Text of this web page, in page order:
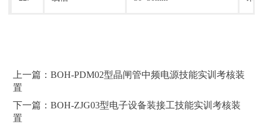
上一篇：BOH-PDM02型晶闸管中频电源技能实训考核装
置
下一篇：BOH-ZJG03型电子设备装接工技能实训考核装
置